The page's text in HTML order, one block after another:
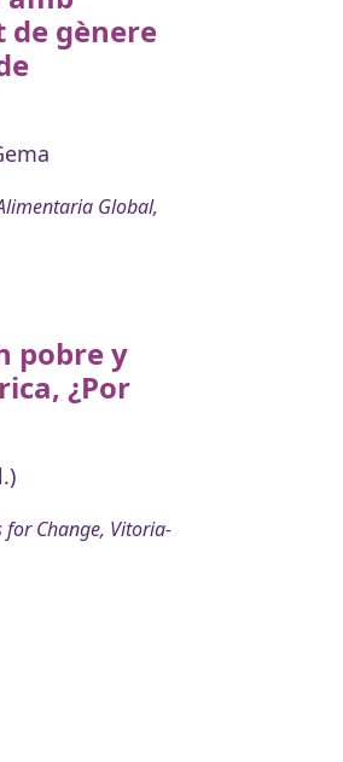
de gènere
Global,
pobre y
¿Por
Change, Vitoria-